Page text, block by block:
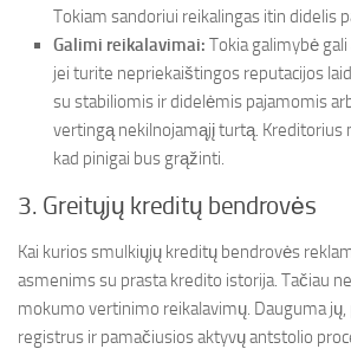
Tokiam sandoriui reikalingas itin didelis
Galimi reikalavimai: Tokia galimybė
jei turite nepriekaištingos reputacijos
su stabiliomis ir didelėmis pajamomis
vertingą nekilnojamąjį turtą. Kreditorius
kad pinigai bus grąžinti.
3. Greitųjų kreditų bendrovės
Kai kurios smulkiųjų kreditų bendrovės
asmenims su prasta kredito istorija. Tačiau
mokumo vertinimo reikalavimų. Dauguma
registrus ir pamačiusios aktyvų antstolio